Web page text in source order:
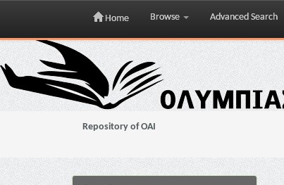
Skip
navigation
Home Browse Advanced Search
Repository of OAI